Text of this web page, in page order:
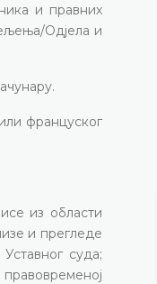
и правних
Одјела и
француског
из области
и прегледе
суда;